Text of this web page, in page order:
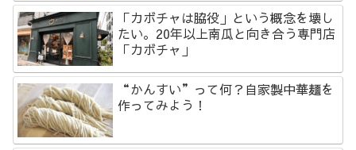
「カボチャは脇役」という概念を壊し
たい。20年以上南瓜と向き合う専門店
「カボチャ」
“かんすい”って何？自家製中華麺を
作ってみよう！